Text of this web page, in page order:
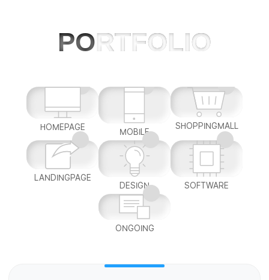
PORTFOLIO
HOMEPAGE MOBILE
SHOPPINGMALL
LANDINGPAGE
DESIGN
SOFTWARE
ONGOING